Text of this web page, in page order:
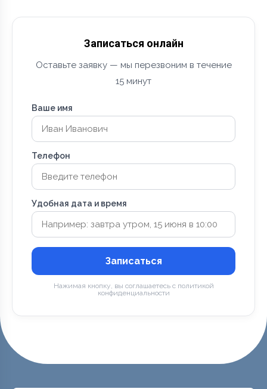
Записаться онлайн
Оставьте заявку — мы перезвоним в течение
15 минут
Ваше имя
Телефон
Удобная дата и время
Записаться
Нажимая кнопку, вы соглашаетесь с политикой
конфиденциальности